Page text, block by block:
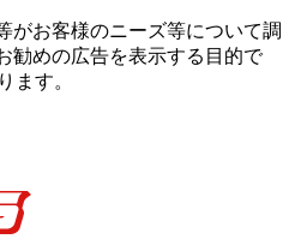
がお客様のニーズ等について調
勧めの広告を表⽰する⽬的で
ます。